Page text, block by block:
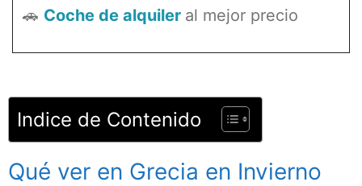
🚗 Coche de alquiler al mejor precio
Indice de Contenido
Qué ver en Grecia en Invierno